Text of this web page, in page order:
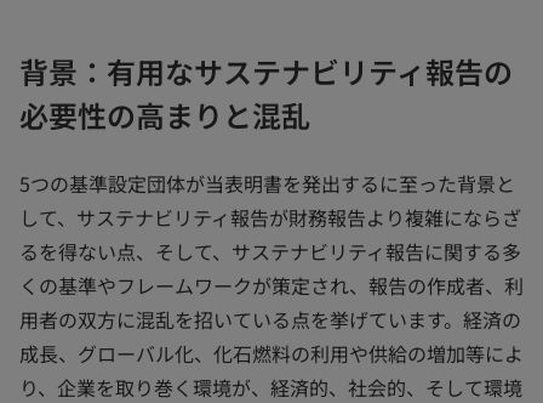
背景：有用なサステナビリティ報告の
必要性の高まりと混乱
5つの基準設定団体が当表明書を発出するに至った背景と
して、サステナビリティ報告が財務報告より複雑にならざ
るを得ない点、そして、サステナビリティ報告に関する多
くの基準やフレームワークが策定され、報告の作成者、利
用者の双方に混乱を招いている点を挙げています。経済の
成長、グローバル化、化石燃料の利用や供給の増加等によ
り、企業を取り巻く環境が、経済的、社会的、そして環境